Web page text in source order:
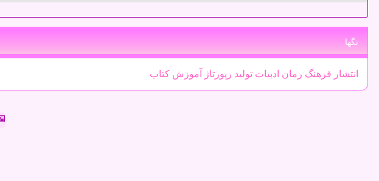
تگها
انتشار فرهنگ رمان ادبیات تولید رپورتاژ آموزش كتاب